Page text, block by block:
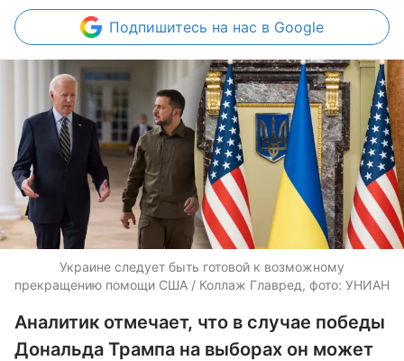
Подпишитесь на нас в Google
Украине следует быть готовой к возможному
прекращению помощи США / Коллаж Главред, фото: УНИАН
Аналитик отмечает, что в случае победы
Дональда Трампа на выборах он может